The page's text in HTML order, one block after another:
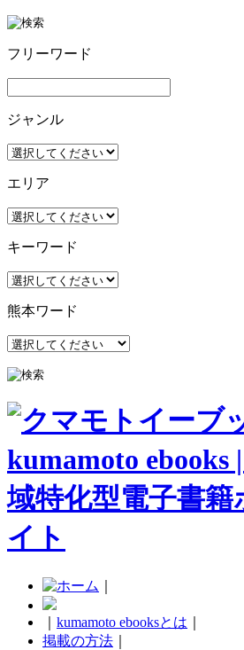
フリーワード
ジャンル
エリア
キーワード
熊本ワード
kumamoto ebooksとは
掲載の方法